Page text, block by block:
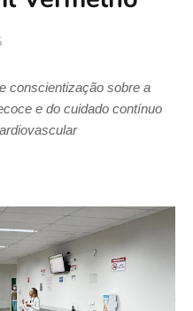
conscientização sobre a
e do cuidado contínuo